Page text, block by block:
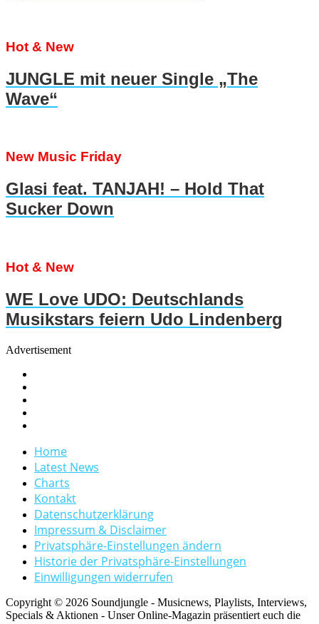
Hot & New
JUNGLE mit neuer Single „The
Wave“
New Music Friday
Glasi feat. TANJAH! – Hold That
Sucker Down
Hot & New
WE Love UDO: Deutschlands
Musikstars feiern Udo Lindenberg
Advertisement
Home
Latest News
Charts
Kontakt
Datenschutzerklärung
Impressum & Disclaimer
Privatsphäre-Einstellungen ändern
Historie der Privatsphäre-Einstellungen
Einwilligungen widerrufen
Copyright © 2026 Soundjungle - Musicnews, Playlists, Interviews,
Specials & Aktionen - Unser Online-Magazin präsentiert euch die